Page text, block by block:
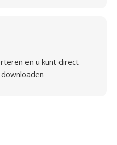
en u kunt direct